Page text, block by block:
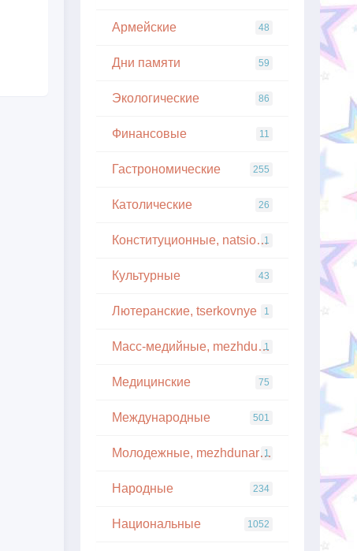
Армейские 48
Дни памяти 59
Экологические 86
Финансовые 11
Гастрономические 255
Католические 26
Конституционные, natsionalnye
1
Культурные 43
Лютеранские, tserkovnye 1
Масс-медийные, mezhdunarodnye
1
Медицинские 75
Международные 501
Молодежные, mezhdunarodnye
1
Народные 234
Национальные 1052